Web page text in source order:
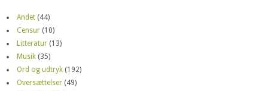
Andet (44)
Censur (10)
Litteratur (13)
Musik (35)
Ord og udtryk (192)
Oversættelser (49)